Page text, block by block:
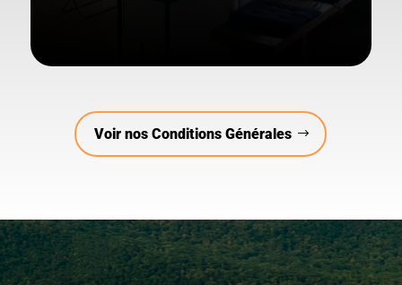
Voir nos Conditions Générales